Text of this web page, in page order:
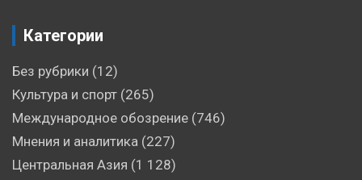
Категории
Без рубрики (12)
Культура и спорт (265)
Международное обозрение (746)
Мнения и аналитика (227)
Центральная Азия (1 128)